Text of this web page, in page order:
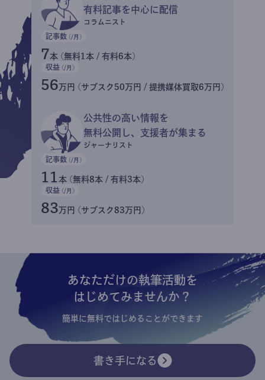
有料記事を中心に配信
コラムニスト
記事数 (/月)
7本 (無料1本 / 有料6本)
収益 (/月)
56万円 (サブスク50万円 / 提携媒体買取6万円)
公共性の高い情報を
無料公開し、支援者が集まる
ジャーナリスト
記事数 (/月)
11 本 (無料8本 / 有料3本)
収益 (/月)
83万円 (サブスク83万円)
あなただけの執筆活動を
はじめてみませんか？
簡単に無料ではじめることができます
書き手になる